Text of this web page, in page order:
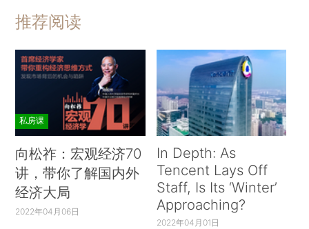
推荐阅读
私房课
向松祚：宏观经济70
讲，带你了解国内外
经济大局
2022年04月06日
In Depth: As
Tencent Lays Off
Staff, Is Its ‘Winter’
Approaching?
2022年04月01日